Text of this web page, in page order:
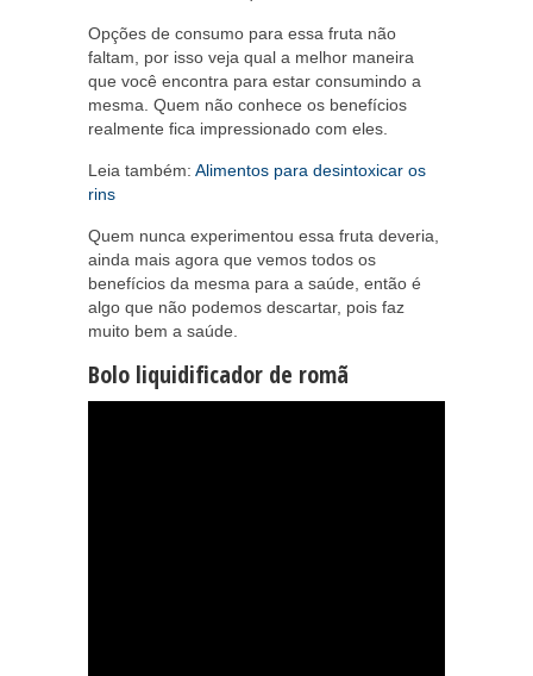
Opções de consumo para essa fruta não
faltam, por isso veja qual a melhor maneira
que você encontra para estar consumindo a
mesma. Quem não conhece os benefícios
realmente fica impressionado com eles.
Leia também: Alimentos para desintoxicar os
rins
Quem nunca experimentou essa fruta deveria,
ainda mais agora que vemos todos os
benefícios da mesma para a saúde, então é
algo que não podemos descartar, pois faz
muito bem a saúde.
Bolo liquidificador de romã